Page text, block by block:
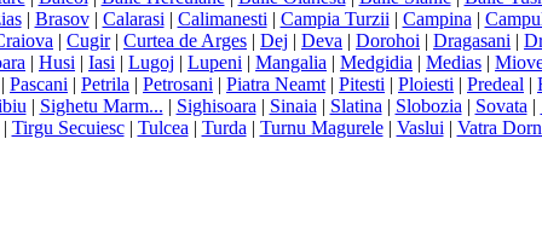
| Brasov| Calarasi | Calimanesti | Campia Turzii | Campina |
| Cugir| Curtea de Arges | Dej | Deva | Dorohoi | Dragasani |
| Husi | Iasi | Lugoj | Lupeni | Mangalia | Medgidia | Medias |
Pascani | Petrila | Petrosani | Piatra Neamt | Pitesti | Ploiesti | Predeal |
| Sighetu Marm... | Sighisoara | Sinaia | Slatina | Slobozia | Sovata |
Tirgu Secuiesc| Tulcea | Turda | Turnu Magurele| Vaslui | Vatra